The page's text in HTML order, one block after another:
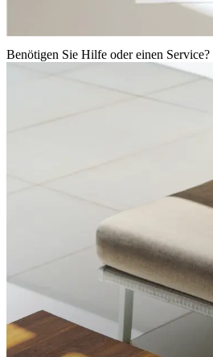
Benötigen Sie Hilfe oder einen Service?